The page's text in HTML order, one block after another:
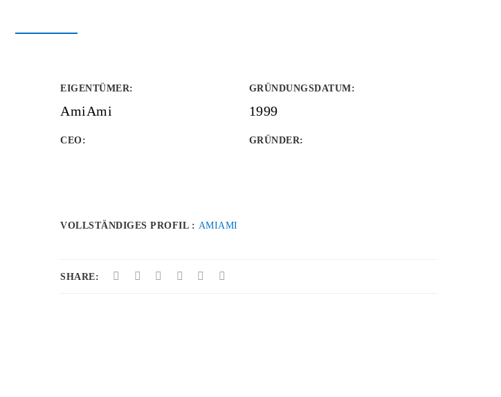
EIGENTÜMER:
AmiAmi
GRÜNDUNGSDATUM:
1999
CEO: GRÜNDER:
VOLLSTÄNDIGES PROFIL : AMIAMI
SHARE: